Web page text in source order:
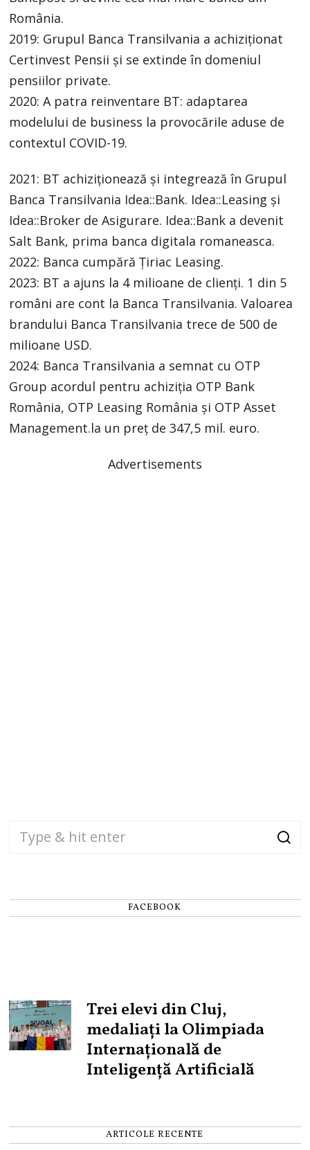
România.
2019: Grupul Banca Transilvania a achiziționat
Certinvest Pensii și se extinde în domeniul
pensiilor private.
2020: A patra reinventare BT: adaptarea
modelului de business la provocările aduse de
contextul COVID-19.
2021: BT achiziționează și integrează în Grupul
Banca Transilvania Idea::Bank. Idea::Leasing și
Idea::Broker de Asigurare. Idea::Bank a devenit
Salt Bank, prima banca digitala romaneasca.
2022: Banca cumpără Țiriac Leasing.
2023: BT a ajuns la 4 milioane de clienți. 1 din 5
români are cont la Banca Transilvania. Valoarea
brandului Banca Transilvania trece de 500 de
milioane USD.
2024: Banca Transilvania a semnat cu OTP
Group acordul pentru achiziția OTP Bank
România, OTP Leasing România și OTP Asset
Management.la un preț de 347,5 mil. euro.
Advertisements
FACEBOOK
Trei elevi din Cluj,
medaliați la Olimpiada
Internațională de
Inteligență Artificială
ARTICOLE RECENTE